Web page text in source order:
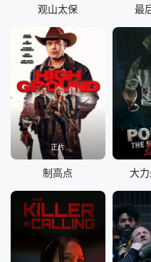
观山太保 最
正片
制高点 大